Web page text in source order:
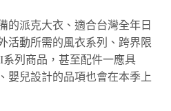
的派克大衣、適合台灣全年日
活動所需的風衣系列、跨界限
列商品，甚至配件一應具
嬰兒設計的品項也會在本季上